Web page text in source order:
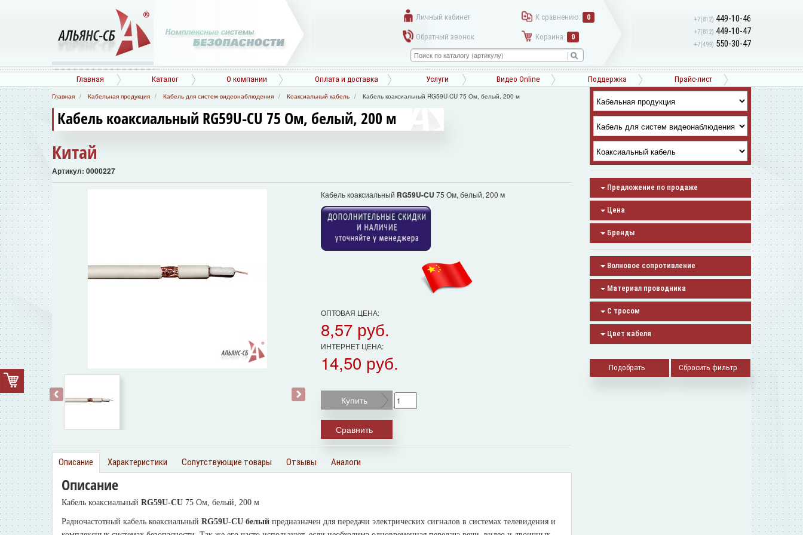
Личный кабинет К сравнению: 0
Обратный звонок Корзина: 0
+7(812) 449-10-46
+7(812) 449-10-47
+7(499) 550-30-47
Главная Каталог О компании Оплата и доставка Услуги Видео Online Поддержка Прайс-лист
Главная Кабельная продукция Кабель для систем видеонаблюдения Коаксиальный кабель Кабель коаксиальный RG59U-CU 75 Ом, белый, 200 м
Кабель коаксиальный RG59U-CU 75 Ом, белый, 200 м
Китай
Артикул: 0000227
‹ ›
Кабель коаксиальный RG59U-CU 75 Ом, белый, 200 м
ОПТОВАЯ ЦЕНА:
8,57 руб.
ИНТЕРНЕТ ЦЕНА:
14,50 руб.
Купить
Сравнить
Описание Характеристики Сопутствующие товары Отзывы Аналоги
Описание
Кабель коаксиальный RG59U-CU 75 Ом, белый, 200 м
Радиочастотный кабель коаксиальный RG59U-CU белый предназначен для передачи электрических сигналов в системах телевидения и
Предложение по продаже
Цена
Бренды
Волновое сопротивление
Материал проводника
С тросом
Цвет кабеля
Сбросить фильтр